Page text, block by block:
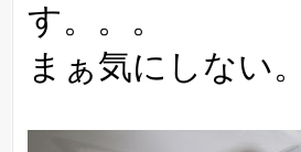
す。。。
まぁ気にしない